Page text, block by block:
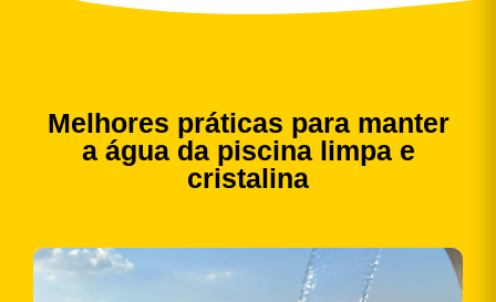
Melhores práticas para manter
a água da piscina limpa e
cristalina